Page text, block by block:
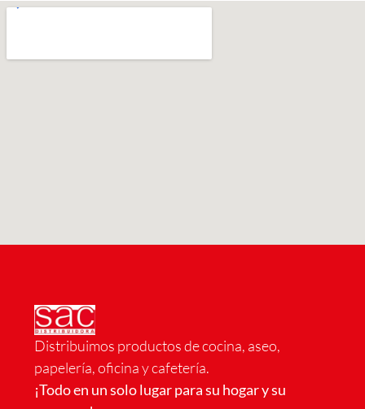
Distribuimos productos de cocina, aseo,
papelería, oficina y cafetería.
¡Todo en un solo lugar para su hogar y su